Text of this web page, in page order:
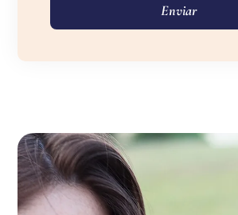
Enviar